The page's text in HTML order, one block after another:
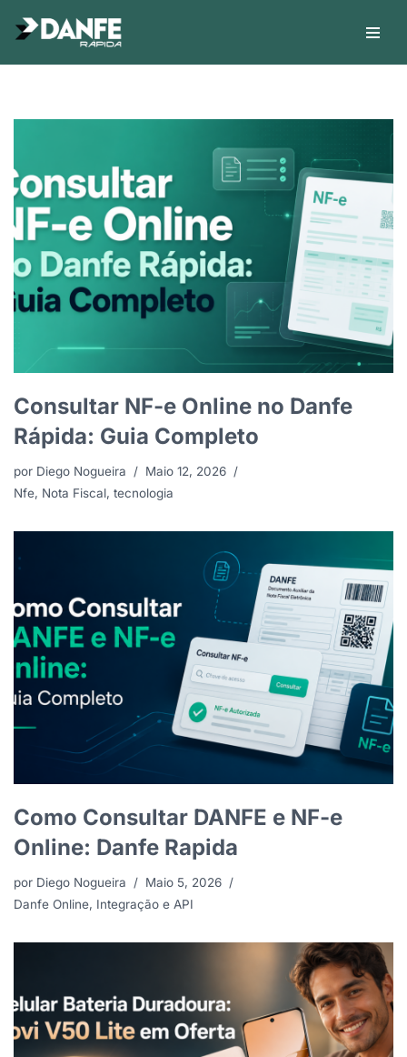
para
Consultar NF-e Online no Danfe
Rápida: Guia Completo
por Diego Nogueira
Maio 12, 2026
Nfe, Nota Fiscal, tecnologia
Como Consultar DANFE e NF-e
Online: Danfe Rapida
por Diego Nogueira
Maio 5, 2026
Danfe Online, Integração e API